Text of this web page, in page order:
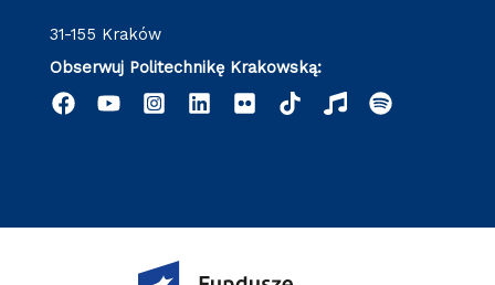
31-155 Kraków
Obserwuj Politechnikę Krakowską: